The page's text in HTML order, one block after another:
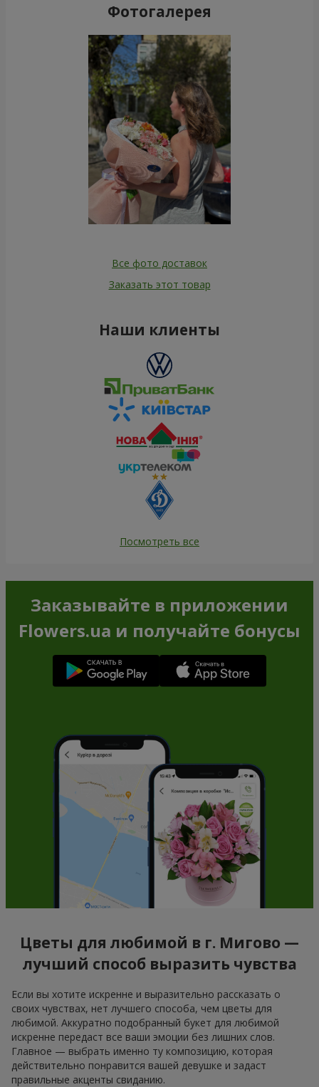
Фотогалерея
Все фото доставок
Заказать этот товар
Наши клиенты
Посмотреть все
Заказывайте в приложении
Flowers.ua и получайте бонусы
Цветы для любимой в г. Мигово —
лучший способ выразить чувства
Если вы хотите искренне и выразительно рассказать о
своих чувствах, нет лучшего способа, чем цветы для
любимой. Аккуратно подобранный букет для любимой
искренне передаст все ваши эмоции без лишних слов.
Главное — выбрать именно ту композицию, которая
действительно понравится вашей девушке и задаст
правильные акценты свиданию.